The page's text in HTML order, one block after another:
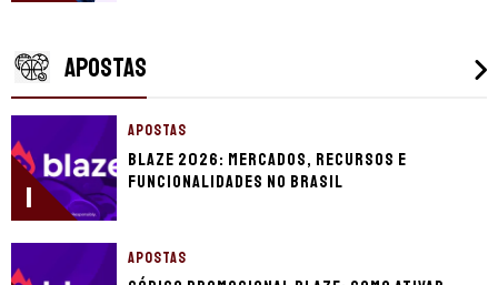
APOSTAS
1
APOSTAS
Blaze 2026: mercados, recursos e
funcionalidades no Brasil
APOSTAS